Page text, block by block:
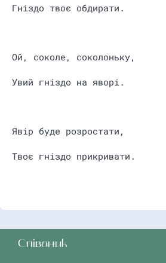
Гніздо твоє обдирати.
Ой, соколе, соколоньку,
Увий гніздо на яворі.
Явір буде розростати,
Твоє гніздо прикривати.
Співаник